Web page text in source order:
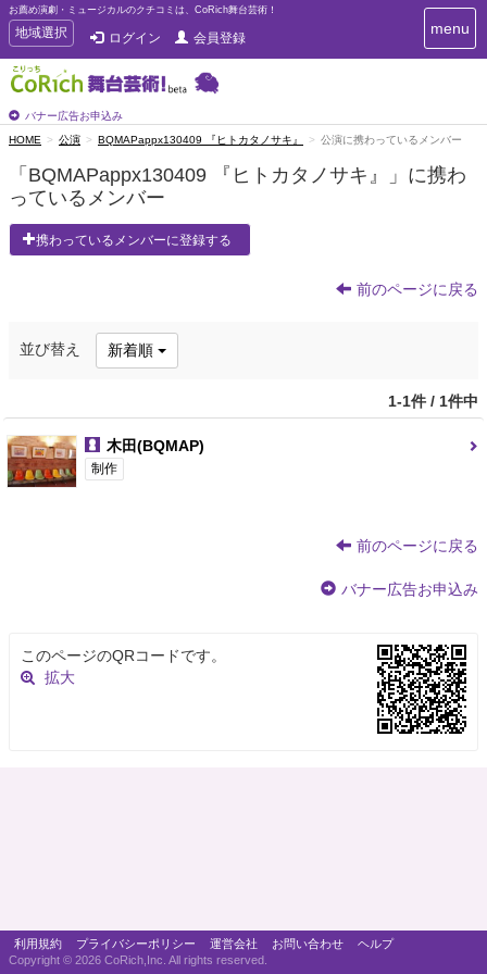
お薦め演劇・ミュージカルのクチコミは、CoRich舞台芸術！
T
o
g
g
e
n
v
i
t
地域選択 ログイン 会員登録
バナー広告お申込み
T
o
e
a
t
menu
HOME 公演 BQMAPappx130409 『ヒトカタノサキ』 公演に携わっているメンバー
「BQMAPappx130409 『ヒトカタノサキ』」に携わ
っているメンバー
携わっているメンバーに登録する
前のページに戻る
並び替え 新着順
1-1件 / 1件中
木田(BQMAP)
制作
前のページに戻る
バナー広告お申込み
このページのQRコードです。
拡大
利用規約 プライバシーポリシー 運営会社 お問い合わせ
ヘルプ
Copyright © 2026 CoRich,Inc. All rights reserved.